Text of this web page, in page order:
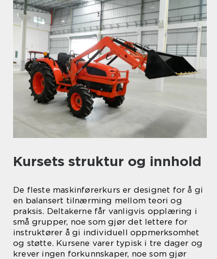
Kursets struktur og innhold
De fleste maskinførerkurs er designet for å gi
en balansert tilnærming mellom teori og
praksis. Deltakerne får vanligvis opplæring i
små grupper, noe som gjør det lettere for
instruktører å gi individuell oppmerksomhet
og støtte. Kursene varer typisk i tre dager og
krever ingen forkunnskaper, noe som gjør